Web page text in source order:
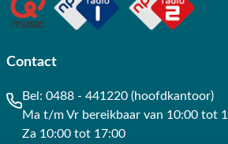
Contact
Bel: 0488 - 441220 (hoofdkantoor)
Ma t/m Vr bereikbaar van 10:00 tot
Za 10:00 tot 17:00